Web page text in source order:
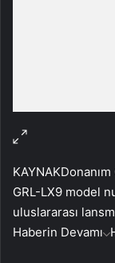
KAYNAK
GRL-LX9 model
uluslararası
Haberin Devamı